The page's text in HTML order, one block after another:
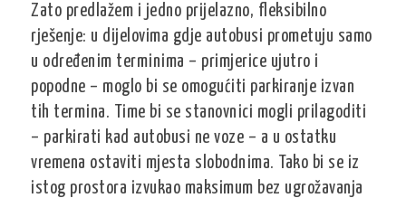
Zato predlažem i jedno prijelazno, fleksibilno
rješenje: u dijelovima gdje autobusi prometuju samo
u određenim terminima – primjerice ujutro i
popodne – moglo bi se omogućiti parkiranje izvan
tih termina. Time bi se stanovnici mogli prilagoditi
– parkirati kad autobusi ne voze – a u ostatku
vremena ostaviti mjesta slobodnima. Tako bi se iz
istog prostora izvukao maksimum bez ugrožavanja